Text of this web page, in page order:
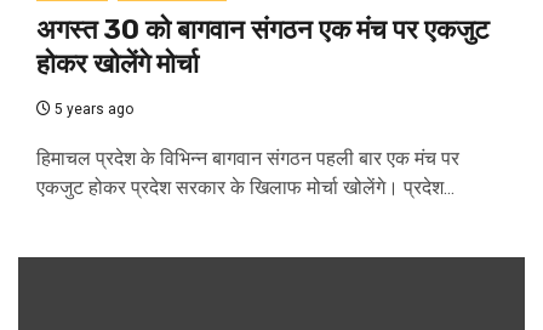
अगस्त 30 को बागवान संगठन एक मंच पर एकजुट
होकर खोलेंगे मोर्चा
5 years ago
हिमाचल प्रदेश के विभिन्न बागवान संगठन पहली बार एक मंच पर
एकजुट होकर प्रदेश सरकार के खिलाफ मोर्चा खोलेंगे। प्रदेश...